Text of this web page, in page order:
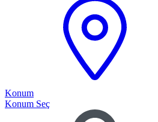
Konum
Konum Seç